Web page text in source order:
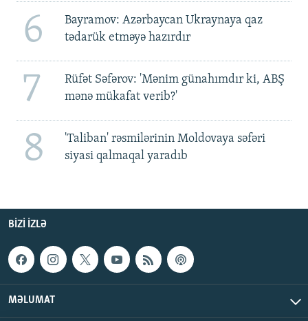
6
Bayramov: Azərbaycan Ukraynaya qaz
tədarük etməyə hazırdır
7
Rüfət Səfərov: 'Mənim günahımdır ki, ABŞ
mənə mükafat verib?'
8
'Taliban' rəsmilərinin Moldovaya səfəri
siyasi qalmaqal yaradıb
BIZI IZLƏ
MƏLUMAT